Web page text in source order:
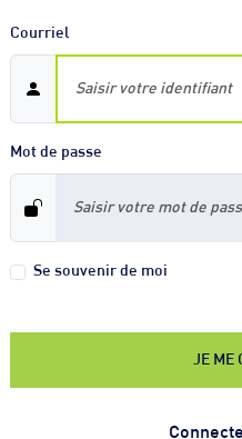
Courriel
Mot de passe
Se souvenir de moi
JE ME